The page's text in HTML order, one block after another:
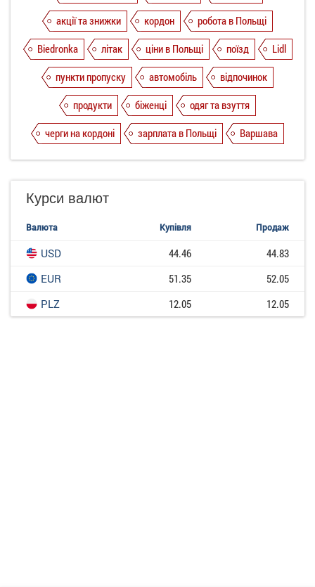
акції та знижки
кордон
робота в Польщі
Biedronka
літак ціни в Польщі поїзд
Lidl
пункти пропуску
автомобіль
відпочинок
продукти
біженці
одяг та взуття
черги на кордоні
зарплата в Польщі Варшава
Курси валют
Валюта Купівля Продаж
USD 44.46
44.83
EUR
51.35
52.05
PLZ
12.05 12.05